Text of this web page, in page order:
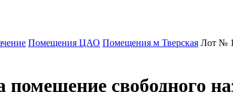
Помещения ЦАО Помещения м Тверская Лот №
помещение свободного